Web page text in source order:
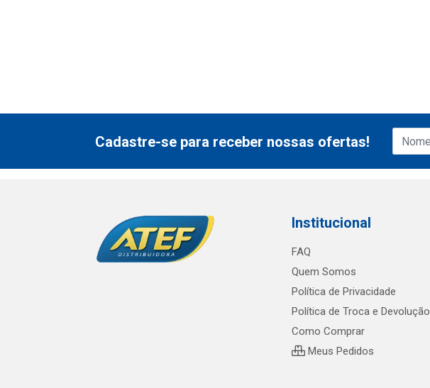
Cadastre-se para receber nossas ofertas!
Institucional
FAQ
Quem Somos
Política de Privacidade
Política de Troca e Devolução
Como Comprar
Meus Pedidos